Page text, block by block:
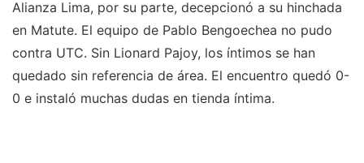
Alianza Lima, por su parte, decepcionó a su hinchada
en Matute. El equipo de Pablo Bengoechea no pudo
contra UTC. Sin Lionard Pajoy, los íntimos se han
quedado sin referencia de área. El encuentro quedó 0-
0 e instaló muchas dudas en tienda íntima.